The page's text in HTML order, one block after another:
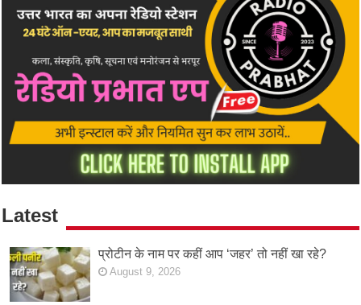
Latest
प्रोटीन के नाम पर कहीं आप ‘जहर’ तो नहीं खा रहे?
August 9, 2026